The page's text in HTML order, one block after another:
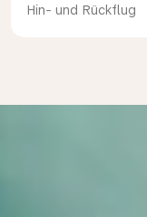
Hin- und Rückflug